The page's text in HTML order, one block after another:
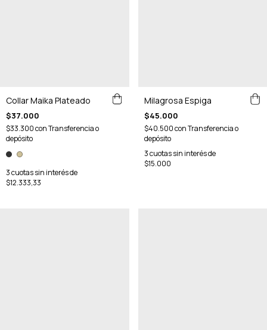
Collar Maika Plateado
$37.000
$33.300conTransferencia o
depósito
3cuotas sin interés de
$12.333,33
Milagrosa Espiga
$45.000
$40.500conTransferencia o
depósito
3cuotas sin interés de
$15.000